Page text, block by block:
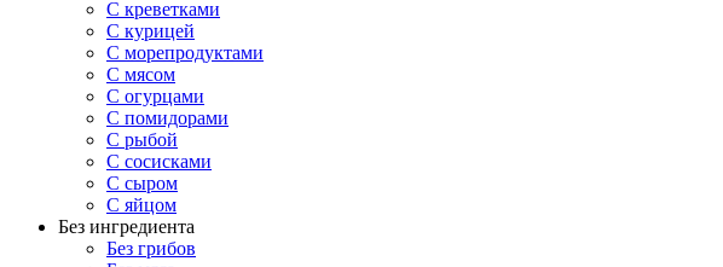
С креветками
С курицей
С морепродуктами
С мясом
С огурцами
С помидорами
С рыбой
С сосисками
С сыром
С яйцом
Без ингредиента
Без грибов